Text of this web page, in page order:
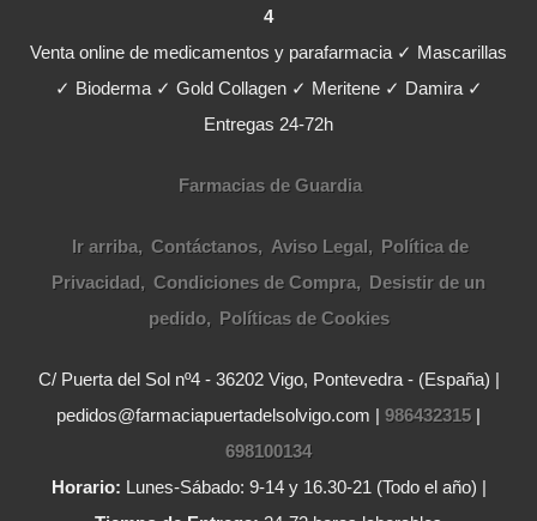
4
Venta online de medicamentos y parafarmacia ✓ Mascarillas
✓ Bioderma ✓ Gold Collagen ✓ Meritene ✓ Damira ✓
Entregas 24-72h
Farmacias de Guardia
Ir arriba Contáctanos Aviso Legal
Política de
Privacidad
Condiciones de Compra
Desistir de un
pedido
Políticas de Cookies
C/ Puerta del Sol nº4 - 36202 Vigo, Pontevedra - (España) |
pedidos@farmaciapuertadelsolvigo.com | 986432315 |
698100134
Horario: Lunes-Sábado: 9-14 y 16.30-21 (Todo el año) |